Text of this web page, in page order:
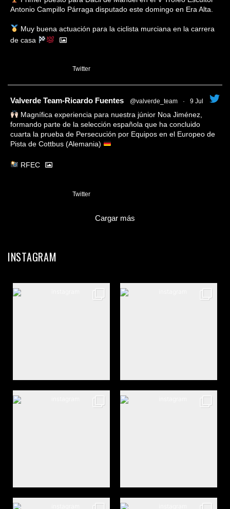
Antonio Campillo Párraga disputado este domingo en Era Alta.
Muy buena actuación para la ciclista murciana en la carrera
de casa
Twitter
Valverde Team-Ricardo Fuentes @valverde_team · 9 Jul
Magnífica experiencia para nuestra júnior Noa Jiménez,
formando parte de la selección española que ha concluido
cuarta la prueba de Persecución por Equipos en el Europeo de
Pista de Cottbus (Alemania)
RFEC
Twitter
Cargar más
INSTAGRAM